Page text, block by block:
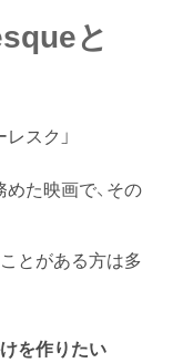
と
スク」
た映画で、その
とがある方は多
を作りたい